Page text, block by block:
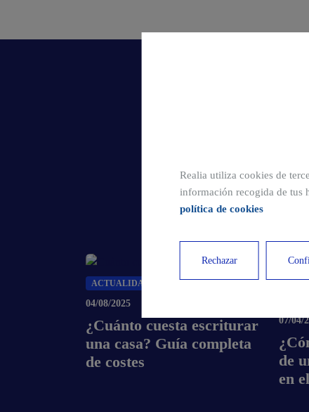
ACTUALIDAD DEL SECTOR
04/08/2025
¿Cuánto cuesta escriturar
una casa? Guía completa
de costes
07/04/
de
en
Realia utiliza cookies de
información recogida de tus
política de cookies
Rechazar